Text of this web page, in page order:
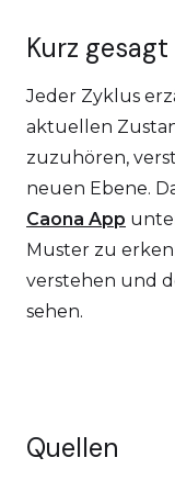
Kurz gesagt
Jeder Zyklus
aktuellen
zuzuhören,
neuen Ebene.
Caona App
Muster zu
verstehen und
sehen.
Quellen